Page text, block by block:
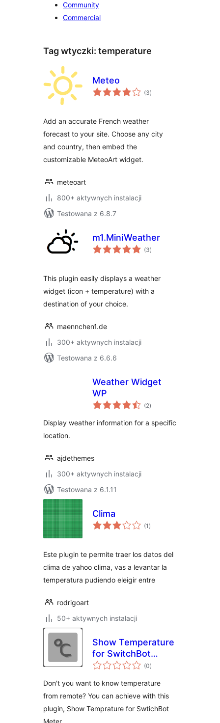
Community
Commercial
Tag wtyczki: temperature
Meteo
(3wszystkich
ocen
)
Add an accurate French weather
forecast to your site. Choose any city
and country, then embed the
customizable MeteoArt widget.
meteoart
800+ aktywnych instalacji
Testowana z 6.8.7
m1.MiniWeather
(3wszystkich
ocen
)
This plugin easily displays a weather
widget (icon + temperature) with a
destination of your choice.
maennchen1.de
300+ aktywnych instalacji
Testowana z 6.6.6
Weather Widget
WP
(2wszystkich
ocen
)
Display weather information for a specific
location.
ajdethemes
300+ aktywnych instalacji
Testowana z 6.1.11
Clima
(1 wszystkich
ocen
)
Este plugin te permite traer los datos del
clima de yahoo clima, vas a levantar la
temperatura pudiendo eleigir entre
rodrigoart
50+ aktywnych instalacji
Show Temperature
for SwitchBot
Meter
(0wszystkich
ocen
)
Don't you want to know temperature
from remote? You can achieve with this
plugin, Show Temprature for SwtichBot
Meter.